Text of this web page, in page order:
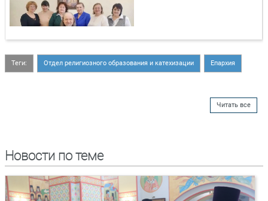
Теги: Отдел религиозного образования и катехизации Епархия
Читать все
Новости по теме